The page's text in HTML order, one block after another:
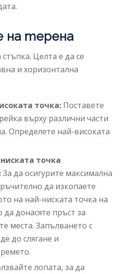
на терена
Целта е да се
и хоризонтална
точка: Поставете
върху различни части
Определете най-високата
точка
За да осигурите максимална
да изкопаете
на най-ниската точка на
донасяте пръст за
места. Запълването с
до слягане и
лопата, за да